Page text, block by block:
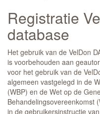
Registratie
database
Het gebruik van de VelDon
is voorbehouden aan
voor het gebruik van de
algemeen vastgelegd in de
(WBP) en de Wet op de
Behandelingsovereenkomst
in de gebruikersinstructie